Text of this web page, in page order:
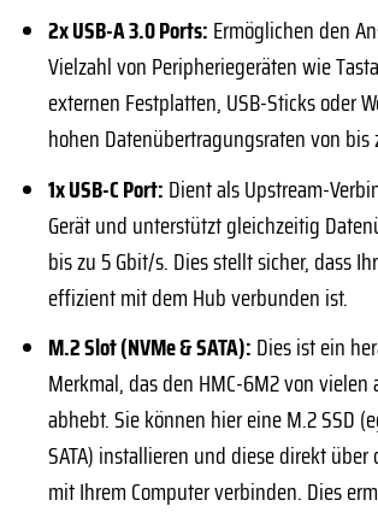
2x USB-A 3.0 Ports: Ermöglichen den
Vielzahl von Peripheriegeräten wie
externen Festplatten, USB-Sticks oder
hohen Datenübertragungsraten von bis
1x USB-C Port: Dient als Upstream-
Gerät und unterstützt gleichzeitig
bis zu 5 Gbit/s. Dies stellt sicher, dass
effizient mit dem Hub verbunden ist.
M.2 Slot (NVMe & SATA): Dies ist ein
Merkmal, das den HMC-6M2 von vielen
abhebt. Sie können hier eine M.2 SSD
SATA) installieren und diese direkt über
mit Ihrem Computer verbinden. Dies